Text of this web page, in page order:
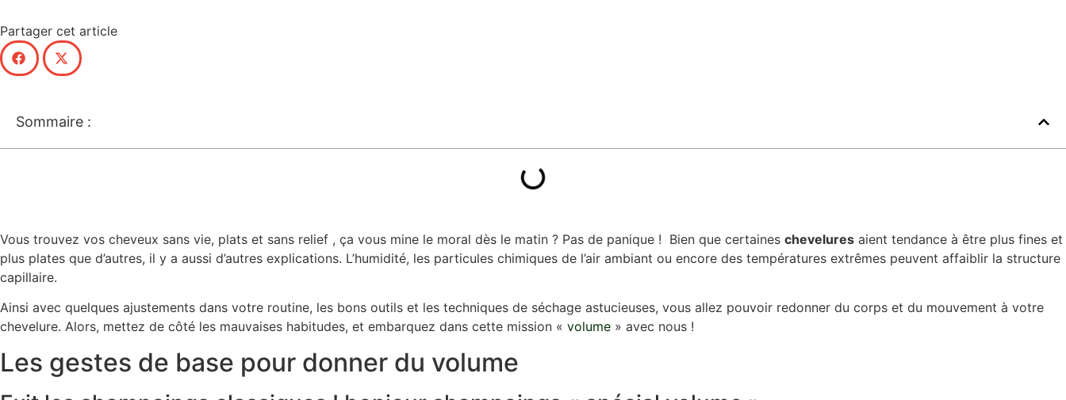
Partager cet article
Sommaire :
Vous trouvez vos cheveux sans vie, plats et sans relief , ça vous mine le moral dès le matin ? Pas de panique ! Bien que certaines chevelures aient tendance à être plus fines et
plus plates que d’autres, il y a aussi d’autres explications. L’humidité, les particules chimiques de l’air ambiant ou encore des températures extrêmes peuvent affaiblir la structure
capillaire.
Ainsi avec quelques ajustements dans votre routine, les bons outils et les techniques de séchage astucieuses, vous allez pouvoir redonner du corps et du mouvement à votre
chevelure. Alors, mettez de côté les mauvaises habitudes, et embarquez dans cette mission « volume » avec nous !
Les gestes de base pour donner du volume